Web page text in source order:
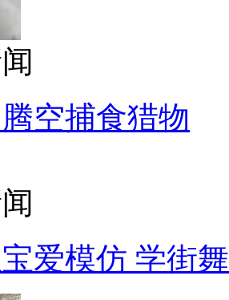
空捕食猎物
爱模仿 学街